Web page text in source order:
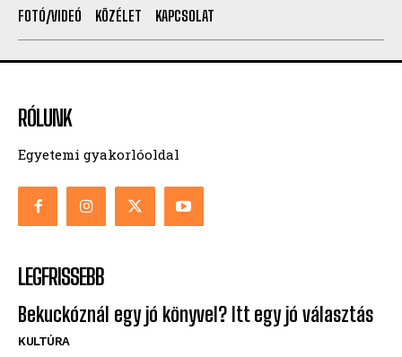
FOTÓ/VIDEÓ
KÖZÉLET KAPCSOLAT
RÓLUNK
Egyetemi gyakorlóoldal
LEGFRISSEBB
Bekuckóznál egy jó könyvel? Itt egy jó választás
KULTÚRA